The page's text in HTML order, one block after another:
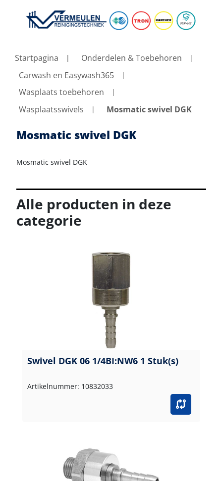
Startpagina
Onderdelen & Toebehoren
Carwash en Easywash365
Wasplaats toebehoren
Wasplaatsswivels
Mosmatic swivel DGK
Mosmatic swivel DGK
Mosmatic swivel DGK
Alle producten in deze
categorie
Swivel DGK 06 1/4BI:NW6 1 Stuk(s)
Artikelnummer: 10832033